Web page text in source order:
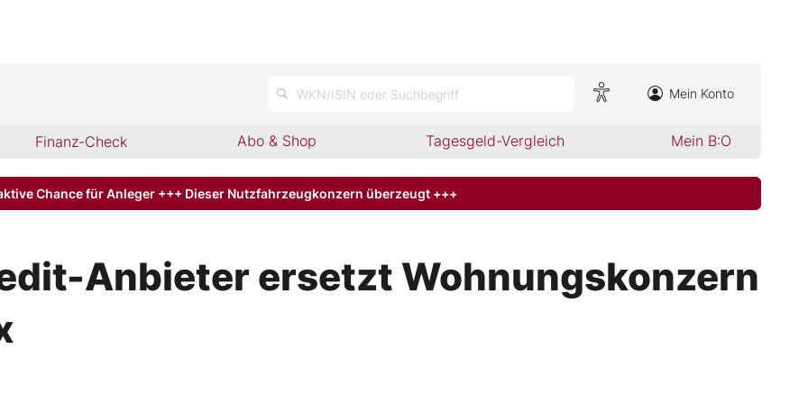
WKN/ISIN oder Suchbegriff Mein Konto
Finanz-Check Abo & Shop Tagesgeld-Vergleich Mein B:O
Chance für Anleger +++ Dieser Nutzfahrzeugkonzern überzeugt +++
Anbieter ersetzt Wohnungskonzern